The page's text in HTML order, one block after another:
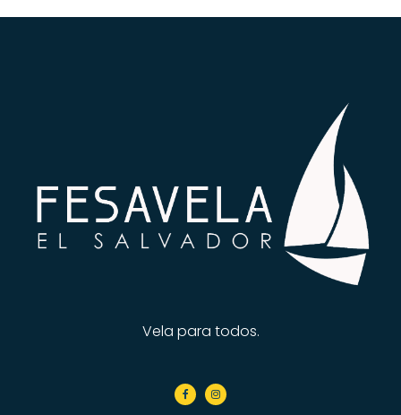
Vela para todos.